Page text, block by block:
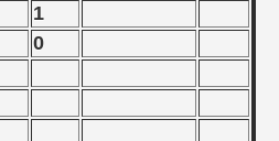
1
0